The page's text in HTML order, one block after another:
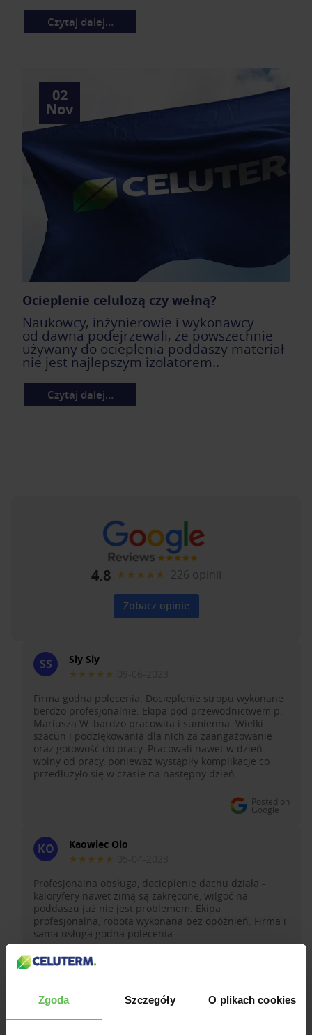
Zgoda Szczegóły O plikach cookies
Czytaj dalej…
Ocieplenie celulozą czy wełną?
02
Nov
Naukowcy, inżynierowie i wykonawcy
od dawna podejrzewali, że powszechnie
używany do ocieplenia poddaszy materiał
nie jest najlepszym izolatorem..
Czytaj dalej…
4.8 ★★★★★ 226 opinii
Zobacz opinie
SS
Sly Sly
★★★★★
Firma godna polecenia. Docieplenie stropu wykonane
berdzo profesjonalnie. Ekipa pod przewodnictwem p.
Mariusza W. bardzo pracowita i sumienna. Wielki
szacun i podziękowania dla nich za zaangażowanie
oraz gotowość do pracy. Pracowali nawet w dzień
wolny od pracy, ponieważ wystąpiły komplikacje co
przedłużyło się w czasie na następny dzień.
Posted on
Google
KO
Kaowiec Olo
★★★★★
Profesjonalna obsługa, docieplenie dachu działa -
kaloryfery nawet zimą są zakręcone, wilgoć na
poddaszu już nie jest problemem. Ekipa
profesjonalna, robota wykonana bez opóźnień. Firma i
sama usługa godna polecenia.
KO
Krzysiek Osówniak
★★★★★ 07-09-2023